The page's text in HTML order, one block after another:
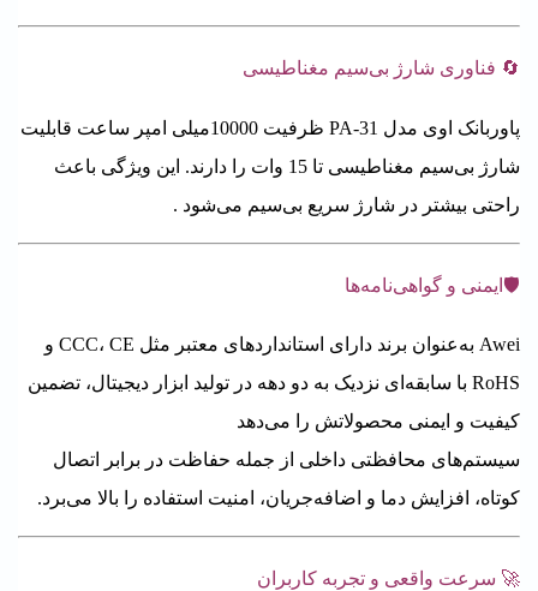
🔄 فناوری شارژ بی‌سیم مغناطیسی
پاوربانک اوی مدل PA-31 ظرفیت 10000میلی امپر ساعت قابلیت
شارژ بی‌سیم مغناطیسی تا 15 وات را دارند. این ویژگی باعث
راحتی بیشتر در شارژ سریع بی‌سیم می‌شود .
🛡️ایمنی و گواهی‌نامه‌ها
Awei به‌عنوان برند دارای استانداردهای معتبر مثل CCC، CE و
RoHS با سابقه‌ای نزدیک به دو دهه در تولید ابزار دیجیتال، تضمین
کیفیت و ایمنی محصولاتش را می‌دهد
سیستم‌های محافظتی داخلی از جمله حفاظت در برابر اتصال
کوتاه، افزایش دما و اضافه‌جریان، امنیت استفاده را بالا می‌برد.
🚀 سرعت واقعی و تجربه کاربران